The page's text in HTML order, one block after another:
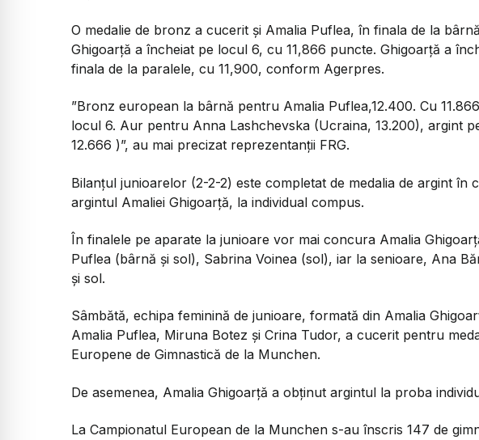
O medalie de bronz a cucerit şi Amalia Puflea, în finala de la
Ghigoarţă a încheiat pe locul 6, cu 11,866 puncte. Ghigoarţă a
finala de la paralele, cu 11,900, conform Agerpres.
”Bronz european la bârnă pentru Amalia Puflea,12.400. Cu
locul 6. Aur pentru Anna Lashchevska (Ucraina, 13.200), argint
12.666 )”, au mai precizat reprezentanții FRG.
Bilanţul junioarelor (2-2-2) este completat de medalia de argint în
argintul Amaliei Ghigoarţă, la individual compus.
În finalele pe aparate la junioare vor mai concura Amalia
Puflea (bârnă şi sol), Sabrina Voinea (sol), iar la senioare, Ana
şi sol.
Sâmbătă, echipa feminină de junioare, formată din Amalia
Amalia Puflea, Miruna Botez și Crina Tudor, a cucerit pentru
Europene de Gimnastică de la Munchen.
De asemenea, Amalia Ghigoarță a obținut argintul la proba
La Campionatul European de la Munchen s-au înscris 147 de